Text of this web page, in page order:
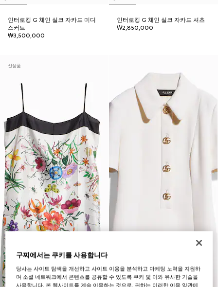
인터로킹 G 체인 실크 자카드 미디
스커트
₩3,500,000
인터로킹 G 체인 실크 자카드 셔츠
₩2,850,000
신상품
구찌에서는 쿠키를 사용합니다
당사는 사이트 탐색을 개선하고 사이트 이용을 분석하고 마케팅 노력을 지원하
며 소셜 네트워크에서 콘텐츠를 공유할 수 있도록 쿠키 및 이와 유사한 기술을
사용합니다. 본 웹사이트를 계속 이용하는 것으로, 귀하는 이러한 이용 약관에